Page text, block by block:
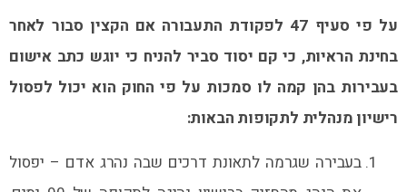
על פי סעיף 47 לפקודת התעבורה אם הקצין סבור לאחר
בחינת הראיות, כי קם יסוד סביר להניח כי יוגש כתב אישום
בעבירות בהן קמה לו סמכות על פי החוק הוא יכול לפסול
רישיון מנהלית לתקופות הבאות:
בעבירה שגרמה לתאונת דרכים שבה נהרג אדם – יפסול